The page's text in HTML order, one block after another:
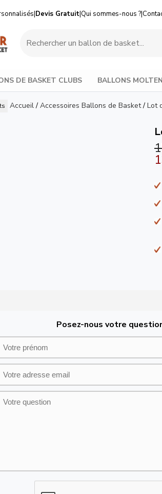
|Devis Gratuit|Qui sommes-nous ?|
DE BASKET CLUBS BALLONS MOLTEN
Accueil / Accessoires Ballons de Basket/ Lot
Posez-nous votre